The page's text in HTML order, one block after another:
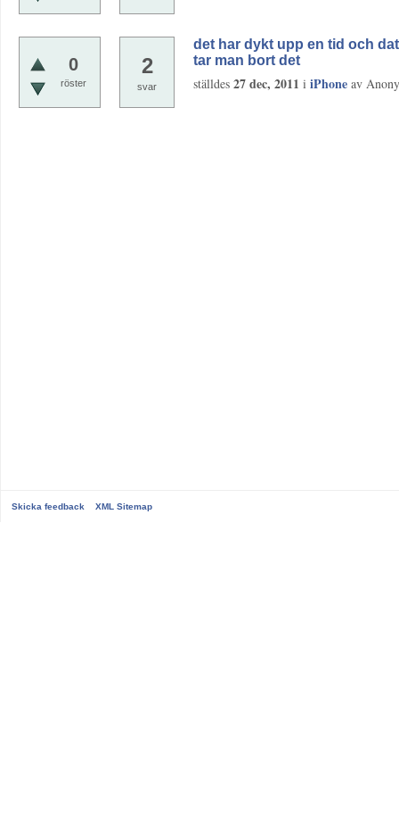
0
röster
2
svar
det har dykt upp en tid och
tar man bort det
ställdes 27 dec, 2011 i iPhone av
Skicka feedback XML Sitemap